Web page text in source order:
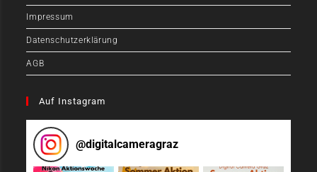
Impressum
Datenschutzerklärung
AGB
Auf Instagram
@digitalcameragraz